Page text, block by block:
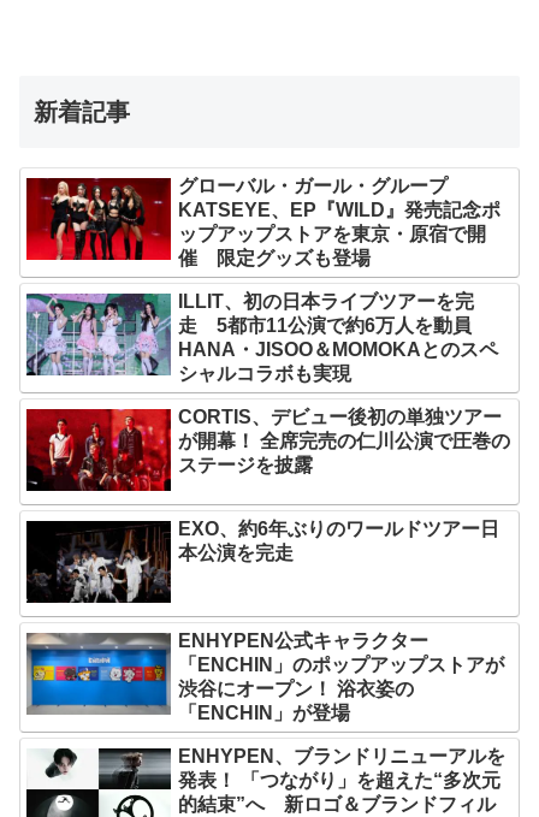
新着記事
グローバル・ガール・グループ
KATSEYE、EP『WILD』発売記念ポ
ップアップストアを東京・原宿で開
催 限定グッズも登場
ILLIT、初の日本ライブツアーを完
走 5都市11公演で約6万人を動員
HANA・JISOO＆MOMOKAとのスペ
シャルコラボも実現
CORTIS、デビュー後初の単独ツアー
が開幕！ 全席完売の仁川公演で圧巻の
ステージを披露
EXO、約6年ぶりのワールドツアー日
本公演を完走
ENHYPEN公式キャラクター
「ENCHIN」のポップアップストアが
渋谷にオープン！ 浴衣姿の
「ENCHIN」が登場
ENHYPEN、ブランドリニューアルを
発表！ 「つながり」を超えた“多次元
的結束”へ 新ロゴ＆ブランドフィル